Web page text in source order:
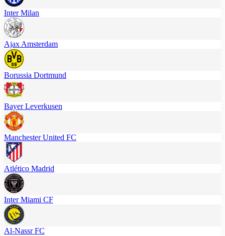
Inter Milan
Ajax Amsterdam
Borussia Dortmund
Bayer Leverkusen
Manchester United FC
Atlético Madrid
Inter Miami CF
Al-Nassr FC